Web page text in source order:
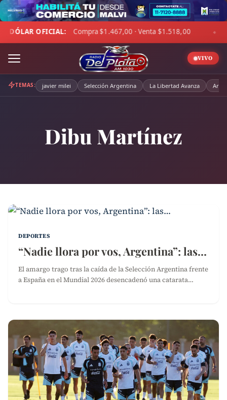
Skip
to
content
· Venta $1.518,00 ◆ ☁ LA PAMPA: 4°C · Sensación 0°C ·
VIVO
TEMAS: javier milei Selección Argentina La Libertad Avanza
Dibu Martínez
DEPORTES
“Nadie llora por vos, Argentina”: las…
El amargo trago tras la caída de la Selección Argentina frente
a España en el Mundial 2026 desencadenó una catarata…